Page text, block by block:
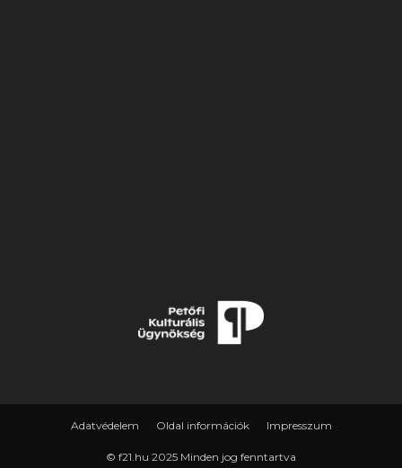
Adatvédelem Oldal információk Impresszum
© f21.hu 2025 Minden jog fenntartva